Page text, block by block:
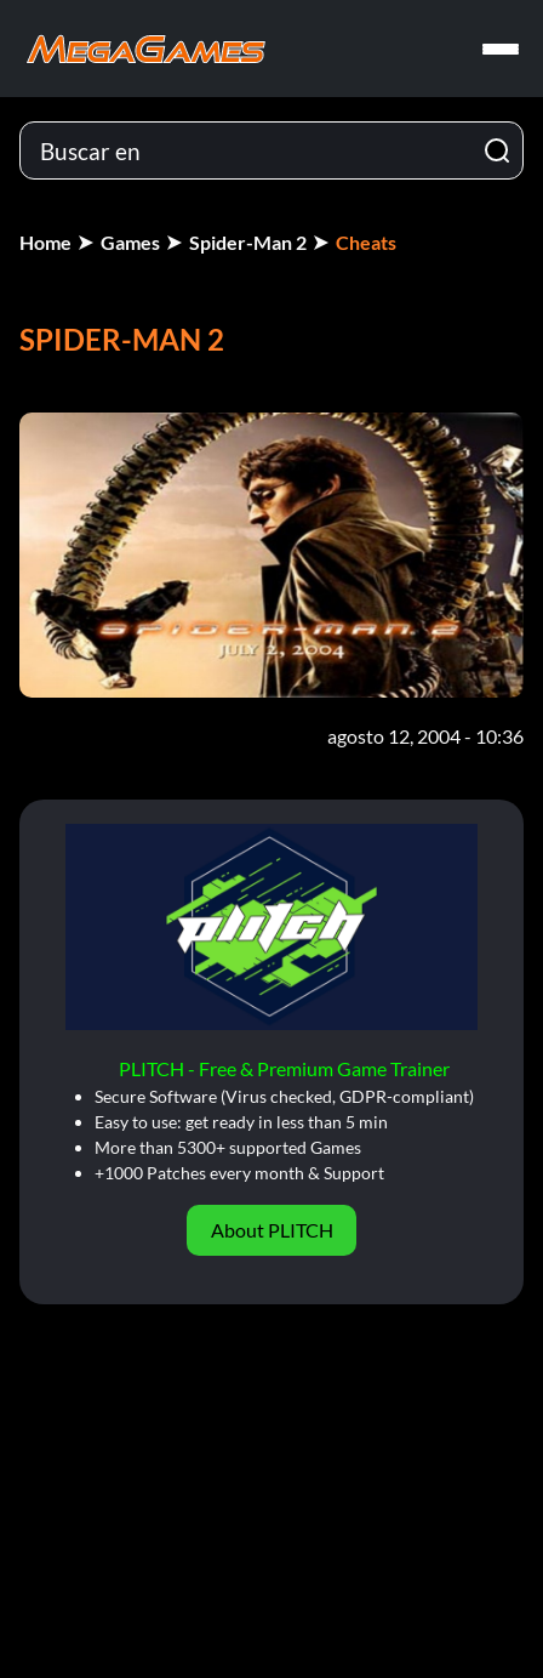
Home Games Spider-Man 2 Cheats
SPIDER-MAN 2
agosto 12, 2004 - 10:36
PLITCH - Free & Premium Game Trainer
Secure Software (Virus checked, GDPR-compliant)
Easy to use: get ready in less than 5 min
More than 5300+ supported Games
+1000 Patches every month & Support
About PLITCH